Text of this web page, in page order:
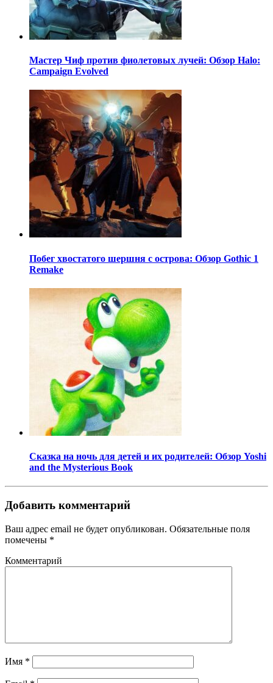
Мастер Чиф против фиолетовых лучей: Обзор Halo:
Campaign Evolved
Побег хвостатого шершня с острова: Обзор Gothic 1
Remake
Сказка на ночь для детей и их родителей: Обзор Yoshi
and the Mysterious Book
Добавить комментарий
Ваш адрес email не будет опубликован. Обязательные поля
помечены *
Комментарий
Имя *